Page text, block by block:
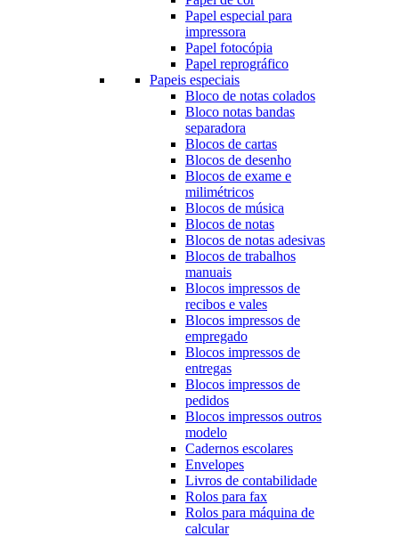
Papel especial para
impressora
Papel fotocópia
Papel reprográfico
Papeis especiais
Bloco de notas colados
Bloco notas bandas
separadora
Blocos de cartas
Blocos de desenho
Blocos de exame e
milimétricos
Blocos de música
Blocos de notas
Blocos de notas adesivas
Blocos de trabalhos
manuais
Blocos impressos de
recibos e vales
Blocos impressos de
empregado
Blocos impressos de
entregas
Blocos impressos de
pedidos
Blocos impressos outros
modelo
Cadernos escolares
Envelopes
Livros de contabilidade
Rolos para fax
Rolos para máquina de
calcular